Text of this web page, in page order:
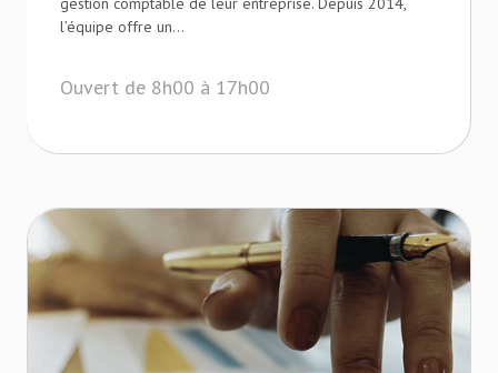
l’équipe offre un...
Ouvert de 8h00 à 17h00